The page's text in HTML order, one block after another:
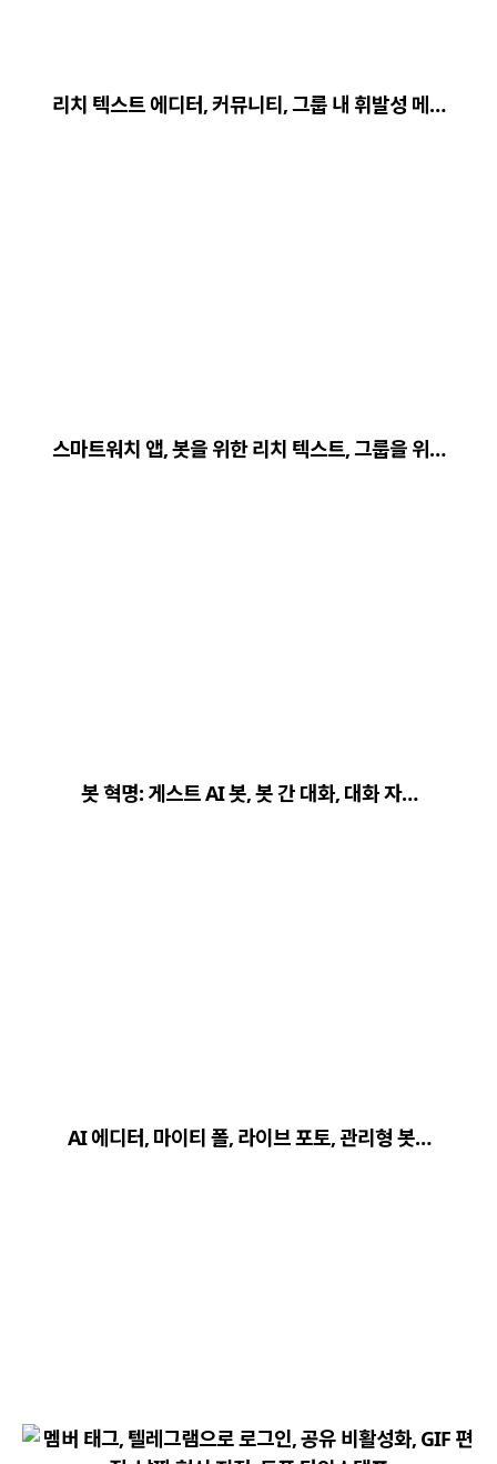
리치 텍스트 에디터, 커뮤니티, 그룹 내 휘발성 메…
스마트워치 앱, 봇을 위한 리치 텍스트, 그룹을 위…
봇 혁명: 게스트 AI 봇, 봇 간 대화, 대화 자…
AI 에디터, 마이티 폴, 라이브 포토, 관리형 봇…